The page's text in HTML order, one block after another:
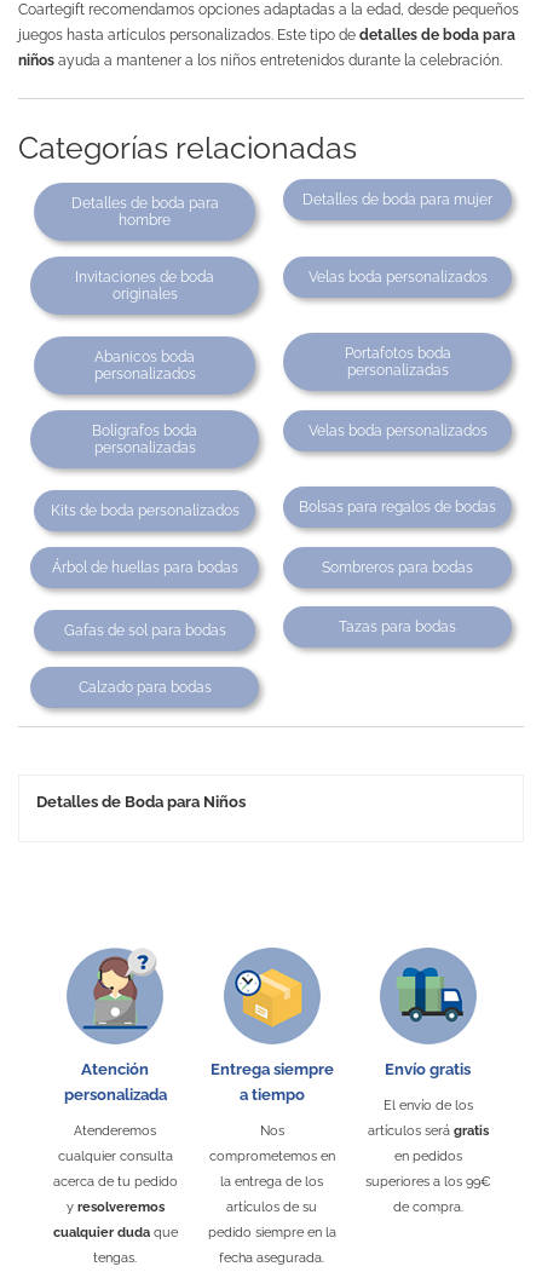
Coartegift recomendamos opciones adaptadas a la edad, desde pequeños
juegos hasta artículos personalizados. Este tipo de detalles de boda para
niños ayuda a mantener a los niños entretenidos durante la celebración.
Categorías relacionadas
Detalles de boda para
hombre
Detalles de boda para mujer
Invitaciones de boda
originales
Velas boda personalizados
Abanicos boda
personalizados
Portafotos boda
personalizadas
Bolígrafos boda
personalizadas
Velas boda personalizados
Kits de boda personalizados Bolsas para regalos de bodas
Árbol de huellas para bodas Sombreros para bodas
Gafas de sol para bodas Tazas para bodas
Calzado para bodas
Detalles de Boda para Niños
Atención
personalizada
Atenderemos
cualquier consulta
acerca de tu pedido
y resolveremos
cualquier dudaque
tengas.
Entrega siempre
a tiempo
Nos
comprometemos en
la entrega de los
artículos de su
pedido siempre en la
fecha asegurada.
Envío gratis
El envío de los
artículos será gratis
en pedidos
superiores a los 99€
de compra.